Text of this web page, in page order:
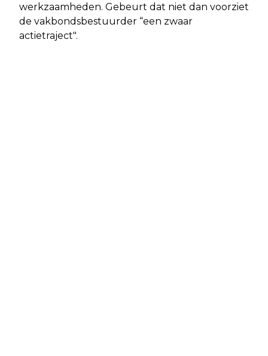
werkzaamheden. Gebeurt dat niet dan voorziet
de vakbondsbestuurder “een zwaar
actietraject".